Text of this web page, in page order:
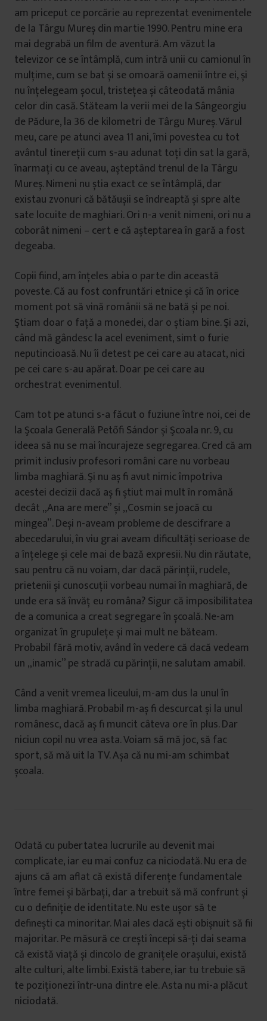
am priceput ce porcărie au reprezentat evenimentele
de la Târgu Mureș din martie 1990. Pentru mine era
mai degrabă un film de aventură. Am văzut la
televizor ce se întâmplă, cum intră unii cu camionul în
mulțime, cum se bat și se omoară oamenii între ei, și
nu înțelegeam șocul, tristețea și câteodată mânia
celor din casă. Stăteam la verii mei de la Sângeorgiu
de Pădure, la 36 de kilometri de Târgu Mureș. Vărul
meu, care pe atunci avea 11 ani, îmi povestea cu tot
avântul tinereții cum s-au adunat toți din sat la gară,
înarmați cu ce aveau, așteptând trenul de la Târgu
Mureș. Nimeni nu știa exact ce se întâmplă, dar
existau zvonuri că bătăușii se îndreaptă și spre alte
sate locuite de maghiari. Ori n-a venit nimeni, ori nu a
coborât nimeni – cert e că așteptarea în gară a fost
degeaba.
Copii fiind, am înțeles abia o parte din această
poveste. Că au fost confruntări etnice și că în orice
moment pot să vină românii să ne bată și pe noi.
Ştiam doar o față a monedei, dar o știam bine. Şi azi,
când mă gândesc la acel eveniment, simt o furie
neputincioasă. Nu îi detest pe cei care au atacat, nici
pe cei care s-au apărat. Doar pe cei care au
orchestrat evenimentul.
Cam tot pe atunci s-a făcut o fuziune între noi, cei de
la Şcoala Generală Petőfi Sándor și Şcoala nr. 9, cu
ideea să nu se mai încurajeze segregarea. Cred că am
primit inclusiv profesori români care nu vorbeau
limba maghiară. Şi nu aș fi avut nimic împotriva
acestei decizii dacă aș fi știut mai mult în română
decât „Ana are mere” și „Cosmin se joacă cu
mingea”. Deși n-aveam probleme de descifrare a
abecedarului, în viu grai aveam dificultăți serioase de
a înțelege și cele mai de bază expresii. Nu din răutate,
sau pentru că nu voiam, dar dacă părinții, rudele,
prietenii și cunoscuții vorbeau numai în maghiară, de
unde era să învăț eu româna? Sigur că imposibilitatea
de a comunica a creat segregare în școală. Ne-am
organizat în grupulețe și mai mult ne băteam.
Probabil fără motiv, având în vedere că dacă vedeam
un „inamic” pe stradă cu părinții, ne salutam amabil.
Când a venit vremea liceului, m-am dus la unul în
limba maghiară. Probabil m-aș fi descurcat și la unul
românesc, dacă aș fi muncit câteva ore în plus. Dar
niciun copil nu vrea asta. Voiam să mă joc, să fac
sport, să mă uit la TV. Așa că nu mi-am schimbat
școala.
Odată cu pubertatea lucrurile au devenit mai
complicate, iar eu mai confuz ca niciodată. Nu era de
ajuns că am aflat că există diferențe fundamentale
între femei și bărbați, dar a trebuit să mă confrunt și
cu o definiție de identitate. Nu este ușor să te
definești ca minoritar. Mai ales dacă ești obișnuit să fii
majoritar. Pe măsură ce crești începi să-ți dai seama
că există viață și dincolo de granițele orașului, există
alte culturi, alte limbi. Există tabere, iar tu trebuie să
te poziționezi într-una dintre ele. Asta nu mi-a plăcut
niciodată.